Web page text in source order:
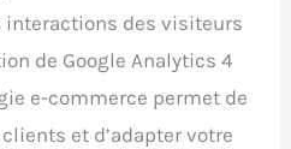
interactions des visiteurs
de Google Analytics 4
e-commerce permet de
et d’adapter votre